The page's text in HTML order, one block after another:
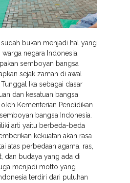
sudah bukan menjadi hal yang
negara Indonesia.
semboyan bangsa
sejak zaman di awal
Ika sebagai dasar
dan kesatuan bangsa
Kementerian Pendidikan
bangsa Indonesia.
arti yaitu berbeda-beda
kekuatan akan rasa
atas perbedaan agama, ras,
dan budaya yang ada di
menjadi motto yang
terdiri dari puluhan